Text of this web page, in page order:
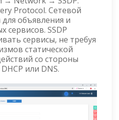
Protocol. Сетевой
объявления и
сервисов. SSDP
сервисы, не требуя
статической
со стороны
или DNS.